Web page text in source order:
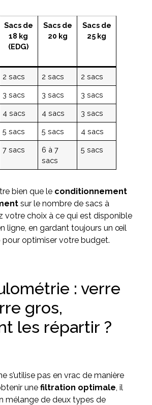
Sacs de
18 kg
(EDG)
Sacs de
20 kg
Sacs de
25 kg
2 sacs 2 sacs 2 sacs
3 sacs 3 sacs 3 sacs
4 sacs 4 sacs 3 sacs
5 sacs 5 sacs 4 sacs
7 sacs
6 à 7
sacs
5 sacs
bien que le conditionnement
sur le nombre de sacs à
votre choix à ce qui est disponible
ligne, en gardant toujours un œil
pour optimiser votre budget.
: verre
gros,
les répartir ?
s’utilise pas en vrac de manière
une filtration optimale, il
mélange de deux types de